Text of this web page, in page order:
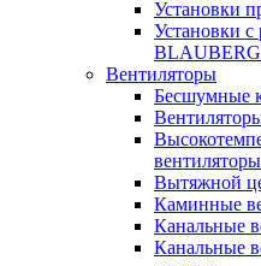
Установки
Установки с
BLAUBERG
Вентиляторы
Бесшумные
вентиляторы
Вытяжной
Каминные
Канальные
Канальные